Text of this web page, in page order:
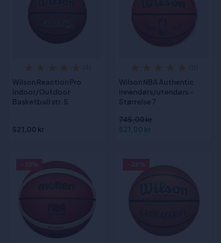
Wilson Reaction Pro
Indoor/Outdoor
Basketball str. 5
521,00 kr
Wilson NBA Authentic
innendørs/utendørs -
Størrelse 7
745,00 kr
521,00 kr